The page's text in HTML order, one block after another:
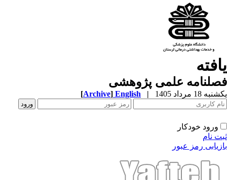
علمی پژوهشی
18 مرداد 1405 |
English
[Archive]
ورود خودکار
نام
رمز عبور